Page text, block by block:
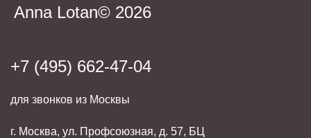
Anna Lotan© 2026
+7 (495) 662-47-04
для звонков из Москвы
г. Москва, ул. Профсоюзная, д. 57, БЦ